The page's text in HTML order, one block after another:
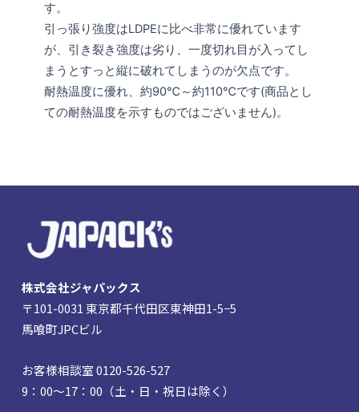
す。
引っ張り強度はLDPEに比べ非常に優れています
が、引き裂き強度は劣り、一度切れ目が入ってし
まうとすっと縦に破れてしまうのが欠点です。
耐熱温度に優れ、約90℃～約110℃です(商品とし
ての耐熱温度を示すものではございません)。
株式会社ジャパックス
〒101-0031 東京都千代田区東神田1-5−5
馬喰町JPCビル
お客様相談室 0120-526-527
9：00～17：00（土・日・祝日は除く）